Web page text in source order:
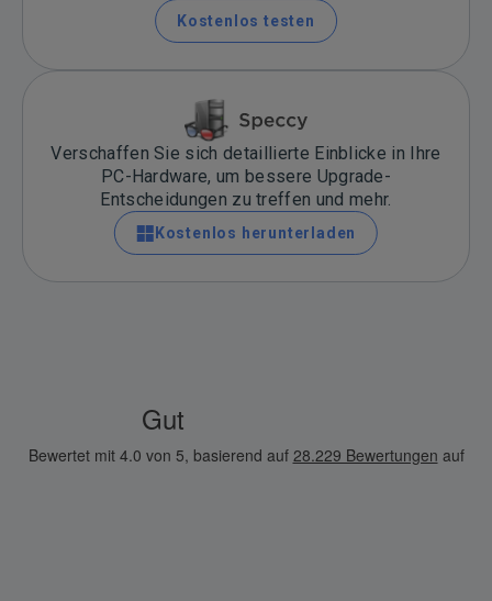
Kostenlos testen
Verschaffen Sie sich detaillierte Einblicke in Ihre
PC-Hardware, um bessere Upgrade-
Entscheidungen zu treffen und mehr.
Kostenlos herunterladen